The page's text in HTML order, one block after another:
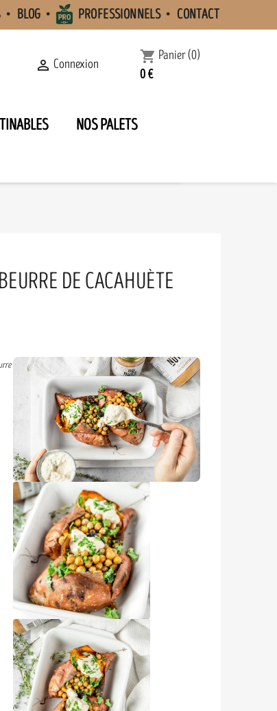
BLOG PROFESSIONNELS CONTACT
 Connexion shopping_cart Panier(0)
0 €
NOS PALETS
DE CACAHUÈTE